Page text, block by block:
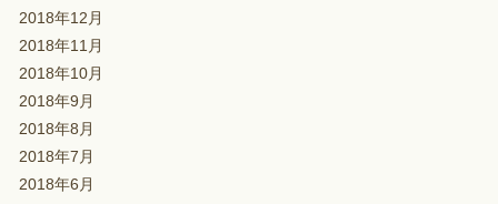
2018年12月
2018年11月
2018年10月
2018年9月
2018年8月
2018年7月
2018年6月